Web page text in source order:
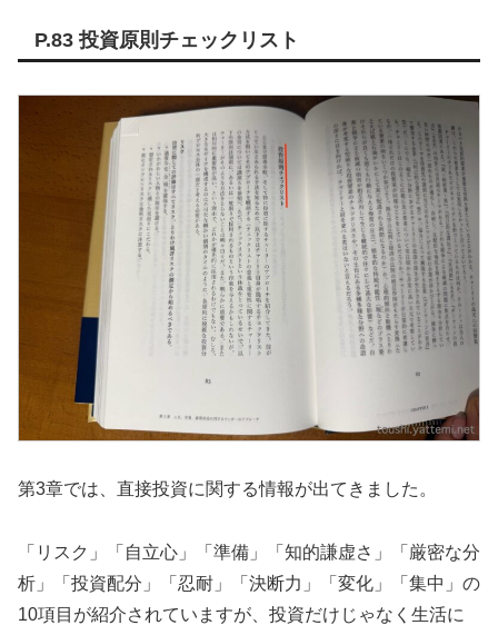
P.83 投資原則チェックリスト
第3章では、直接投資に関する情報が出てきました。
「リスク」「自立心」「準備」「知的謙虚さ」「厳密な分
析」「投資配分」「忍耐」「決断力」「変化」「集中」の
10項目が紹介されていますが、投資だけじゃなく生活に